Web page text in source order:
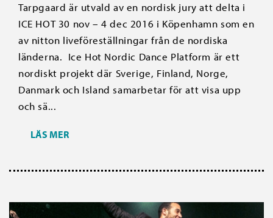
Tarpgaard är utvald av en nordisk jury att delta i
ICE HOT 30 nov – 4 dec 2016 i Köpenhamn som en
av nitton liveföreställningar från de nordiska
länderna. Ice Hot Nordic Dance Platform är ett
nordiskt projekt där Sverige, Finland, Norge,
Danmark och Island samarbetar för att visa upp
och sä...
LÄS MER